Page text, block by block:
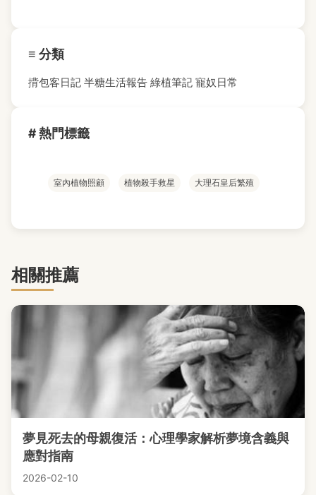
≡ 分類
揹包客日記 半糖生活報告 綠植筆記 寵奴日常
# 熱門標籤
室內植物照顧 植物殺手救星 大理石皇后繁殖
相關推薦
夢見死去的母親復活：心理學家解析夢境含義與
應對指南
2026-02-10